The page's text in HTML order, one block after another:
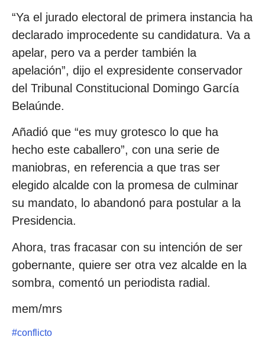
“Ya el jurado electoral de primera instancia ha
declarado improcedente su candidatura. Va a
apelar, pero va a perder también la
apelación”, dijo el expresidente conservador
del Tribunal Constitucional Domingo García
Belaúnde.
Añadió que “es muy grotesco lo que ha
hecho este caballero”, con una serie de
maniobras, en referencia a que tras ser
elegido alcalde con la promesa de culminar
su mandato, lo abandonó para postular a la
Presidencia.
Ahora, tras fracasar con su intención de ser
gobernante, quiere ser otra vez alcalde en la
sombra, comentó un periodista radial.
mem/mrs
#conflicto